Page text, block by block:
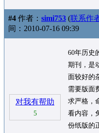
#4 作者： simi753 (联系作
间：2010-07-16 09:39
对我有帮助
5
60年历史
期刊，是
面较好的
需要版面
求严格，
看内容，
份纸版的